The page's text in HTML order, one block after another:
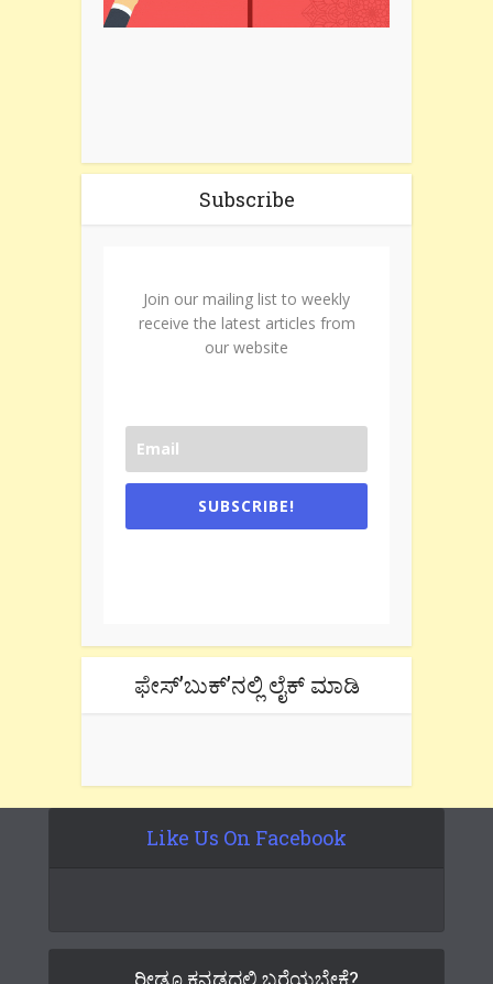
Subscribe
Join our mailing list to weekly
receive the latest articles from
our website
SUBSCRIBE!
ಫೇಸ್’ಬುಕ್’ನಲ್ಲಿ ಲೈಕ್ ಮಾಡಿ
Like Us On Facebook
ರೀಡೂ ಕನ್ನಡದಲ್ಲಿ ಬರೆಯಬೇಕೆ?